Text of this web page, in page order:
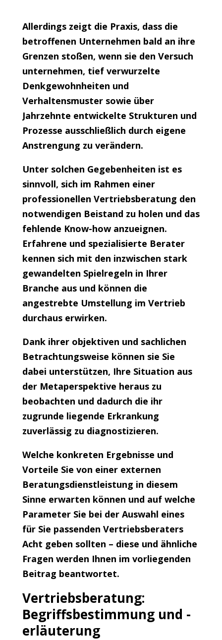
Allerdings zeigt die Praxis, dass die
betroffenen Unternehmen bald an ihre
Grenzen stoßen, wenn sie den Versuch
unternehmen, tief verwurzelte
Denkgewohnheiten und
Verhaltensmuster sowie über
Jahrzehnte entwickelte Strukturen und
Prozesse ausschließlich durch eigene
Anstrengung zu verändern.
Unter solchen Gegebenheiten ist es
sinnvoll, sich im Rahmen einer
professionellen Vertriebsberatung den
notwendigen Beistand zu holen und das
fehlende Know-how anzueignen.
Erfahrene und spezialisierte Berater
kennen sich mit den inzwischen stark
gewandelten Spielregeln in Ihrer
Branche aus und können die
angestrebte Umstellung im Vertrieb
durchaus erwirken.
Dank ihrer objektiven und sachlichen
Betrachtungsweise können sie Sie
dabei unterstützen, Ihre Situation aus
der Metaperspektive heraus zu
beobachten und dadurch die ihr
zugrunde liegende Erkrankung
zuverlässig zu diagnostizieren.
Welche konkreten Ergebnisse und
Vorteile Sie von einer externen
Beratungsdienstleistung in diesem
Sinne erwarten können und auf welche
Parameter Sie bei der Auswahl eines
für Sie passenden Vertriebsberaters
Acht geben sollten – diese und ähnliche
Fragen werden Ihnen im vorliegenden
Beitrag beantwortet.
Vertriebsberatung:
Begriffsbestimmung und -
erläuterung